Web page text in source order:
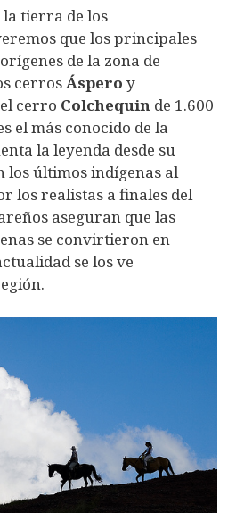
tierra de los
que los principales
de la zona de
cerros Áspero y
cerro Colchequin de 1.600
el más conocido de la
la leyenda desde su
últimos indígenas al
los realistas a finales del
aseguran que las
se convirtieron en
se los ve